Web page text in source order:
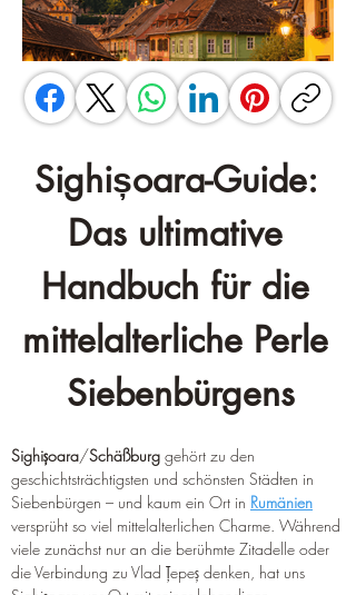
Sighișoara-Guide:
Das ultimative
Handbuch für die
mittelalterliche Perle
Siebenbürgens
Sighișoara/Schäßburg gehört zu den
geschichtsträchtigsten und schönsten Städten in
Siebenbürgen – und kaum ein Ort in Rumänien
versprüht so viel mittelalterlichen Charme. Während
viele zunächst nur an die berühmte Zitadelle oder
die Verbindung zu Vlad Țepeș denken, hat uns